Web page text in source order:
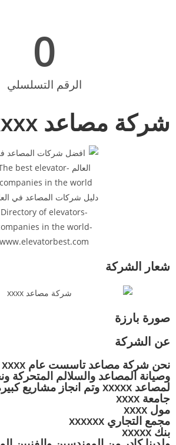
الرقم التسلسلي
0
شركة مصاعد xxxx
شعار الشركة
صورة بارزة
عن الشركة
وصيانة المصاعد والسلالم المتحركة
لمصاعد xxxxx وتم انجاز مشاريع كبيرة ومتعدة نذكرمنها
جامعة xxxx
مول xxxx
مجمع التجاري xxxxxx
بنك xxxxx